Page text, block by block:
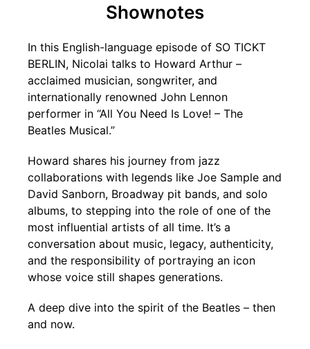
Shownotes
In this English-language episode of SO TICKT
BERLIN, Nicolai talks to Howard Arthur –
acclaimed musician, songwriter, and
internationally renowned John Lennon
performer in “All You Need Is Love! – The
Beatles Musical.”
Howard shares his journey from jazz
collaborations with legends like Joe Sample and
David Sanborn, Broadway pit bands, and solo
albums, to stepping into the role of one of the
most influential artists of all time. It’s a
conversation about music, legacy, authenticity,
and the responsibility of portraying an icon
whose voice still shapes generations.
A deep dive into the spirit of the Beatles – then
and now.